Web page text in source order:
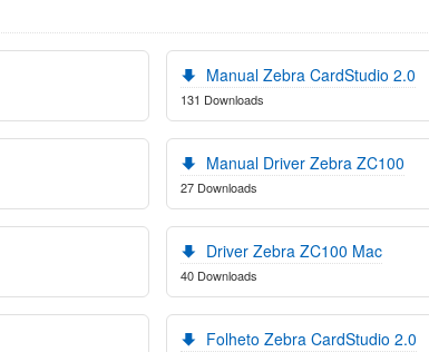
Manual Zebra CardStudio 2.0
131 Downloads
Manual Driver Zebra ZC100
27 Downloads
Driver Zebra ZC100 Mac
40 Downloads
Folheto Zebra CardStudio 2.0